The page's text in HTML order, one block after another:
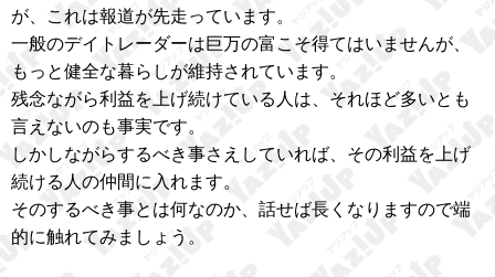
が、これは報道が先走っています。
一般のデイトレーダーは巨万の富こそ得てはいませんが、
もっと健全な暮らしが維持されています。
残念ながら利益を上げ続けている人は、それほど多いとも
言えないのも事実です。
しかしながらするべき事さえしていれば、その利益を上げ
続ける人の仲間に入れます。
そのするべき事とは何なのか、話せば長くなりますので端
的に触れてみましょう。